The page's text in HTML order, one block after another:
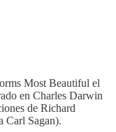
Most Beautiful el
en Charles Darwin
de Richard
Carl Sagan).